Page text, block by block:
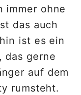
immer ohne
das auch
ist es ein
das gerne
auf dem
rumsteht.